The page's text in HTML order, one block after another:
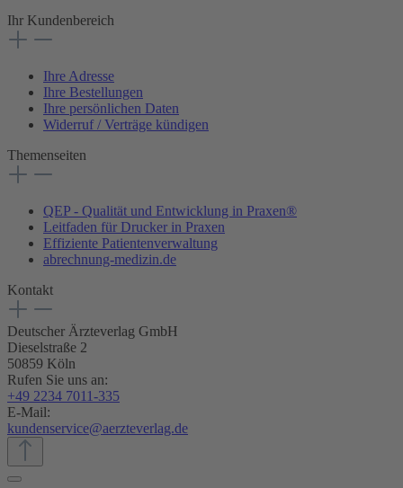
Ihr Kundenbereich
Ihre Adresse
Ihre Bestellungen
Ihre persönlichen Daten
Widerruf / Verträge kündigen
Themenseiten
QEP - Qualität und Entwicklung in Praxen®
Leitfaden für Drucker in Praxen
Effiziente Patientenverwaltung
abrechnung-medizin.de
Kontakt
Deutscher Ärzteverlag GmbH
Dieselstraße 2
50859 Köln
Rufen Sie uns an:
+49 2234 7011-335
E-Mail:
kundenservice@aerzteverlag.de